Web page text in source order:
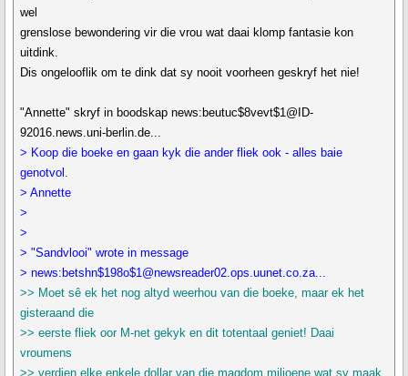
wel
grenslose bewondering vir die vrou wat daai klomp fantasie kon
uitdink.
Dis ongelooflik om te dink dat sy nooit voorheen geskryf het nie!
"Annette" skryf in boodskap news:beutuc$8vevt$1@ID-
92016.news.uni-berlin.de...
> Koop die boeke en gaan kyk die ander fliek ook - alles baie
genotvol.
> Annette
>
>
> "Sandvlooi" wrote in message
> news:betshn$198o$1@newsreader02.ops.uunet.co.za...
>> Moet sê ek het nog altyd weerhou van die boeke, maar ek het
gisteraand die
>> eerste fliek oor M-net gekyk en dit totentaal geniet! Daai
vroumens
>> verdien elke enkele dollar van die magdom miljoene wat sy maak.